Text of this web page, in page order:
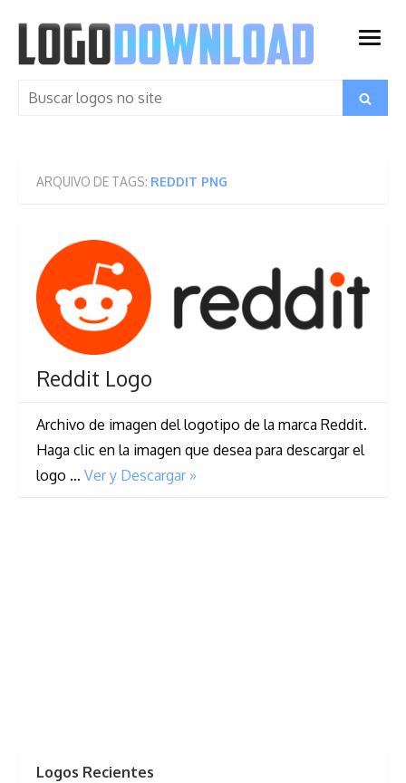
content
open
Search
Search
ARQUIVO DE TAGS: REDDIT PNG
Reddit Logo
Archivo de imagen del logotipo de la marca Reddit.
Haga clic en la imagen que desea para descargar el
logo … Ver y Descargar »
Logos Recientes